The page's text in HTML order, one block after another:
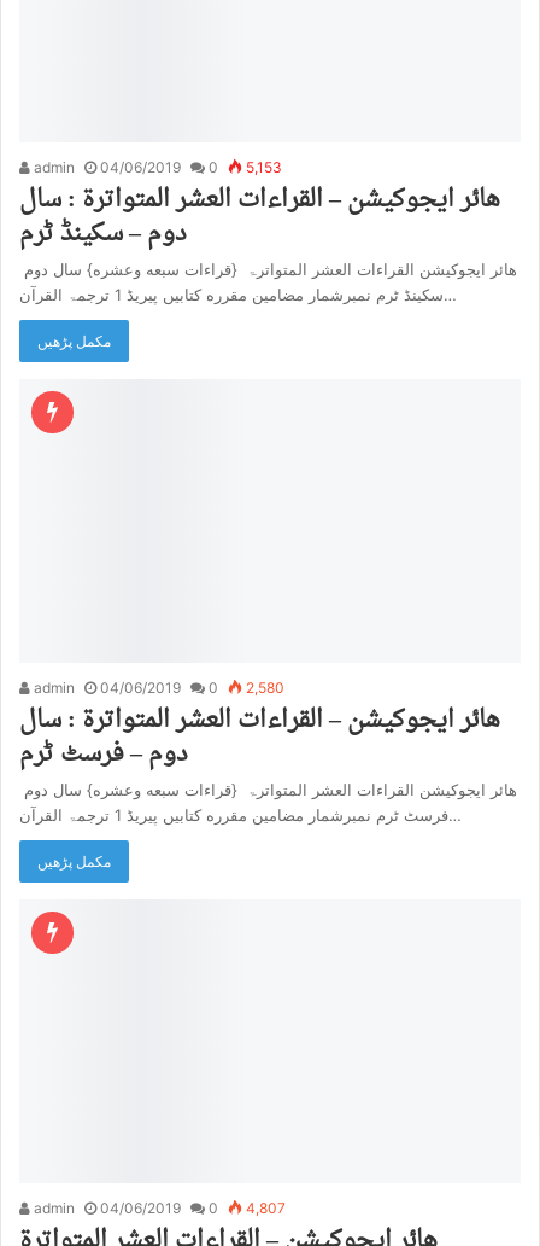
admin 04/06/2019 0 5,153
هائر ایجوکیشن – القراءات العشر المتواترۃ : سال
دوم – سکینڈ ٹرم
هائر ایجوکیشن القراءات العشر المتواترۃ {قراءات سبعه وعشره} سال دوم
سکینڈ ٹرم نمبرشمار مضامین مقرره کتابیں پیریڈ 1 ترجمۃ القرآن…
مکمل پڑھیں
admin 04/06/2019 0 2,580
هائر ایجوکیشن – القراءات العشر المتواترۃ : سال
دوم – فرسٹ ٹرم
هائر ایجوکیشن القراءات العشر المتواترۃ {قراءات سبعه وعشره} سال دوم
فرسٹ ٹرم نمبرشمار مضامین مقرره کتابیں پیریڈ 1 ترجمۃ القرآن…
مکمل پڑھیں
admin 04/06/2019 0 4,807